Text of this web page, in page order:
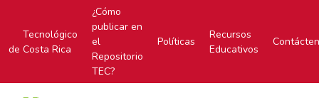
Tecnológico
de Costa Rica
¿Cómo
publicar en
el
Repositorio
TEC?
Políticas
Recursos
Educativos